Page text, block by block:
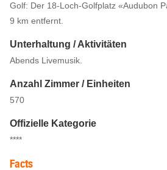
Golf: Der 18-Loch-Golfplatz «Audubon
9 km entfernt.
Unterhaltung / Aktivitäten
Abends Livemusik.
Anzahl Zimmer / Einheiten
570
Offizielle Kategorie
****
Facts